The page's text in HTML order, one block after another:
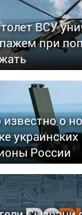
ВСУ
при
о
России